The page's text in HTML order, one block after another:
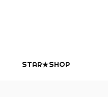
STAR★SHOP